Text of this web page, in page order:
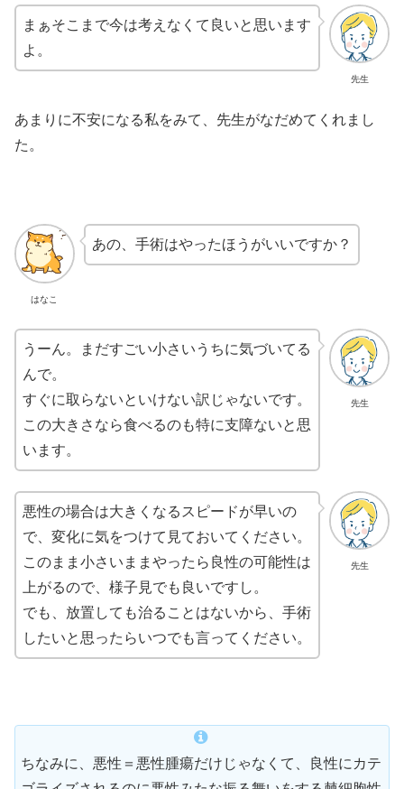
先生
まぁそこまで今は考えなくて良いと思います
よ。
あまりに不安になる私をみて、先生がなだめてくれまし
た。
はなこ
あの、手術はやったほうがいいですか？
先生
うーん。まだすごい小さいうちに気づいてる
んで。
すぐに取らないといけない訳じゃないです。
この大きさなら食べるのも特に支障ないと思
います。
先生
悪性の場合は大きくなるスピードが早いの
で、変化に気をつけて見ておいてください。
このまま小さいままやったら良性の可能性は
上がるので、様子見でも良いですし。
でも、放置しても治ることはないから、手術
したいと思ったらいつでも言ってください。
ちなみに、悪性＝悪性腫瘍だけじゃなくて、良性にカテ